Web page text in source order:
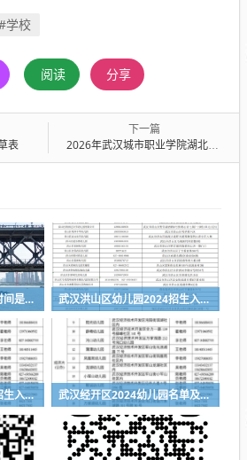
学校
阅读 分享
表
下一篇
2026年武汉城市职业学院湖北省考生志愿填报专业组代码
湖北2024高考成绩公布时间是什么时候 武汉洪山区幼儿园2024招生入园服务电话一览表
武汉2024经开区幼儿园招生入园指南 武汉经开区2024幼儿园名单及联系方式一览表